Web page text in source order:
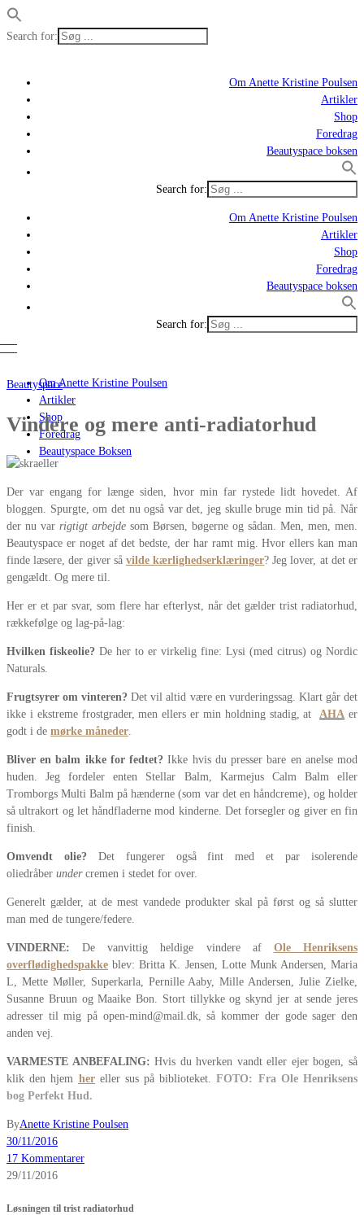
Search for:
Om Anette Kristine Poulsen
Artikler
Shop
Foredrag
Beautyspace boksen
Search for:
Om Anette Kristine Poulsen
Artikler
Shop
Foredrag
Beautyspace boksen
Search for:
Om Anette Kristine Poulsen
Artikler
Shop
Foredrag
Beautyspace Boksen
Beautyspace
Vindere og mere anti-radiatorhud
Der var engang for længe siden, hvor min far rystede lidt hovedet. Af
bloggen. Spurgte, om det nu også var det, jeg skulle bruge min tid på. Når
der nu var rigtigt arbejde som Børsen, bøgerne og sådan. Men, men, men.
Beautyspace er noget af det bedste, der har ramt mig. Hvor ellers kan man
finde læsere, der giver så vilde kærlighedserklæringer? Jeg lover, at det er
gengældt. Og mere til.
Her er et par svar, som flere har efterlyst, når det gælder trist radiatorhud,
rækkefølge og lag-på-lag:
Hvilken fiskeolie? De her to er virkelig fine: Lysi (med citrus) og Nordic
Naturals.
Frugtsyrer om vinteren? Det vil altid være en vurderingssag. Klart går det
ikke i ekstreme frostgrader, men ellers er min holdning stadig, atAHA er
godt i de mørke måneder.
Bliver en balm ikke for fedtet? Ikke hvis du presser bare en anelse mod
huden. Jeg fordeler enten Stellar Balm, Karmejus Calm Balm eller
Tromborgs Multi Balm på hænderne (som var det en håndcreme), og holder
så ultrakort og let håndfladerne mod kinderne. Det forsegler og giver en fin
finish.
Omvendt olie? Det fungerer også fint med et par isolerende
oliedråber undercremen i stedet for over.
Generelt gælder, at de mest vandede produkter skal på først og så slutter
man med de tungere/federe.
VINDERNE: De vanvittig heldige vindere af Ole Henriksens
overflødighedspakke blev: Britta K. Jensen, Lotte Munk Andersen, Maria
L, Mette Møller, Superkarla, Pernille Aaby, Mille Andersen, Julie Zielke,
Susanne Bruun og Maaike Bon. Stort tillykke og skynd jer at sende jeres
adresser til mig på open-mind@mail.dk, så kommer der gode sager den
anden vej.
VARMESTE ANBEFALING:Hvis du hverken vandt eller ejer bogen, så
klik den hjem hereller sus på biblioteket. FOTO: Fra Ole Henriksens
bog Perfekt Hud.
ByAnette Kristine Poulsen
30/11/2016
17 Kommentarer
29/11/2016
Løsningen til trist radiatorhud